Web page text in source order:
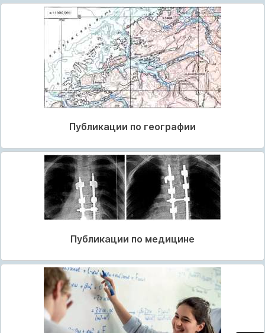
Публикации по географии
Публикации по медицине